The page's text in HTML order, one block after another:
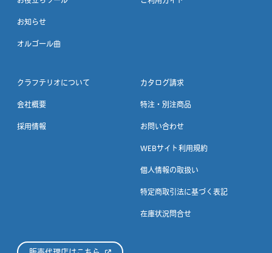
お知らせ
オルゴール曲
クラフテリオについて
会社概要
採用情報
カタログ請求
特注・別注商品
お問い合わせ
WEBサイト利用規約
個人情報の取扱い
特定商取引法に基づく表記
在庫状況問合せ